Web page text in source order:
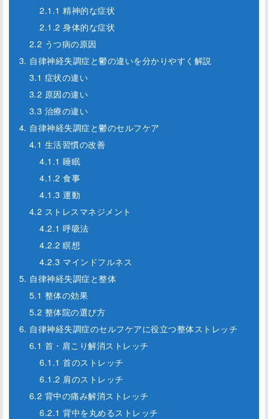
2.1.1 精神的な症状
2.1.2 身体的な症状
2.2 うつ病の原因
3. 自律神経失調症と鬱の違いを分かりやすく解説
3.1 症状の違い
3.2 原因の違い
3.3 治療の違い
4. 自律神経失調症と鬱のセルフケア
4.1 生活習慣の改善
4.1.1 睡眠
4.1.2 食事
4.1.3 運動
4.2 ストレスマネジメント
4.2.1 呼吸法
4.2.2 瞑想
4.2.3 マインドフルネス
5. 自律神経失調症と整体
5.1 整体の効果
5.2 整体院の選び方
6. 自律神経失調症のセルフケアに役立つ整体ストレッチ
6.1 首・肩こり解消ストレッチ
6.1.1 首のストレッチ
6.1.2 肩のストレッチ
6.2 背中の痛み解消ストレッチ
6.2.1 背中を丸めるストレッチ